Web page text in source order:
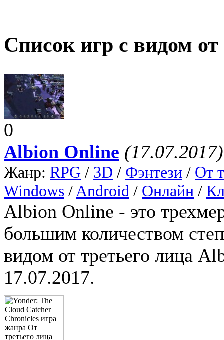
Список игр с видом от
0
Albion Online (17.07.2017)
Жанр: RPG / 3D / Фэнтези / От
Windows / Android / Онлайн /
Albion Online - это
большим количеством
видом от третьего лица
17.07.2017.